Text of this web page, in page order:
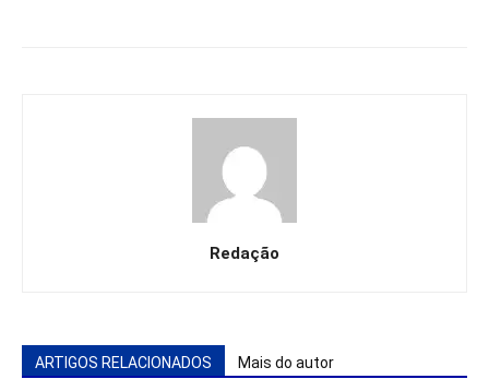
Redação
ARTIGOS RELACIONADOS Mais do autor